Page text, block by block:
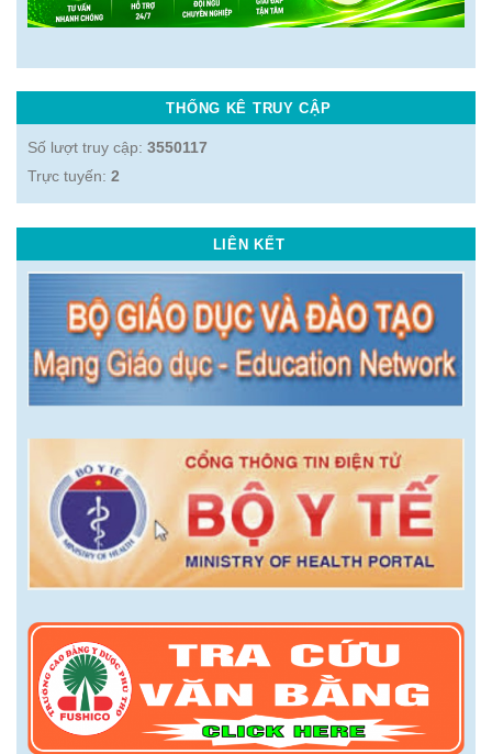
THỐNG KÊ TRUY CẬP
Số lượt truy cập: 3550117
Trực tuyến: 2
LIÊN KẾT